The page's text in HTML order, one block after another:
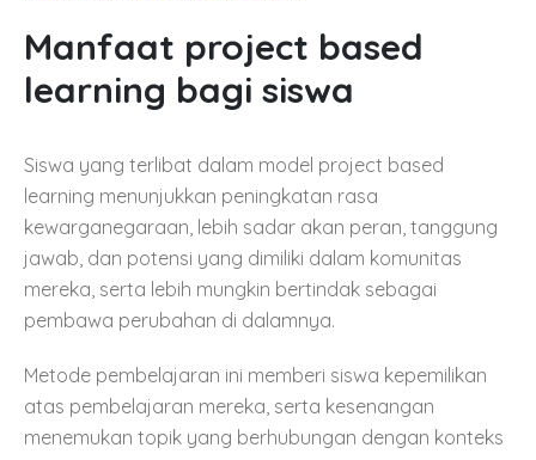
Manfaat project based
learning bagi siswa
Siswa yang terlibat dalam model project based
learning menunjukkan peningkatan rasa
kewarganegaraan, lebih sadar akan peran, tanggung
jawab, dan potensi yang dimiliki dalam komunitas
mereka, serta lebih mungkin bertindak sebagai
pembawa perubahan di dalamnya.
Metode pembelajaran ini memberi siswa kepemilikan
atas pembelajaran mereka, serta kesenangan
menemukan topik yang berhubungan dengan konteks